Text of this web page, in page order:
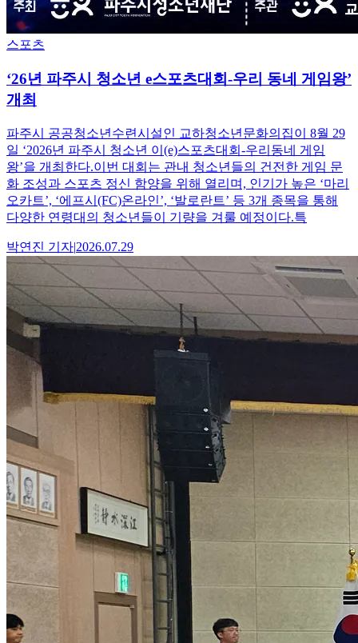
스포츠
‘26년 파주시 청소년 e스포츠대회-우리 동네 게임왕’
개최
파주시 공공청소년수련시설인 교하청소년문화의집이 8월 29
일 ‘2026년 파주시 청소년 이(e)스포츠대회-우리동네 게임
왕’을 개최한다.이번 대회는 관내 청소년들의 건전한 게임 문
화 조성과 스포츠 정신 함양을 위해 열리며, 인기가 높은 ‘마리
오카트’, ‘에프시(FC)온라인’, ‘발로란트’ 등 3개 종목을 통해
다양한 연령대의 청소년들이 기량을 겨룰 예정이다.특
박연진 기자|2026.07.29